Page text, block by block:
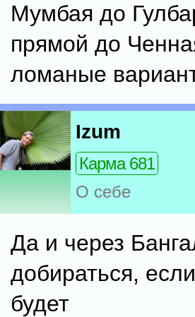
Мумбая до
прямой до
ломаные
Izum
Карма 681
О себе
Да и через
добираться,
будет